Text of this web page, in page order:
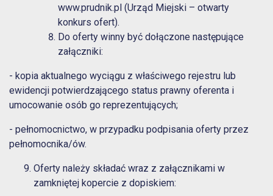
www.prudnik.pl (Urząd Miejski – otwarty
konkurs ofert).
Do oferty winny być dołączone następujące
załączniki:
- kopia aktualnego wyciągu z właściwego rejestru lub
ewidencji potwierdzającego status prawny oferenta i
umocowanie osób go reprezentujących;
- pełnomocnictwo, w przypadku podpisania oferty przez
pełnomocnika/ów.
Oferty należy składać wraz z załącznikami w
zamkniętej kopercie z dopiskiem: